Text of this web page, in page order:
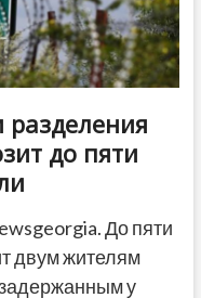
до пяти
До пяти
двум жителям
у